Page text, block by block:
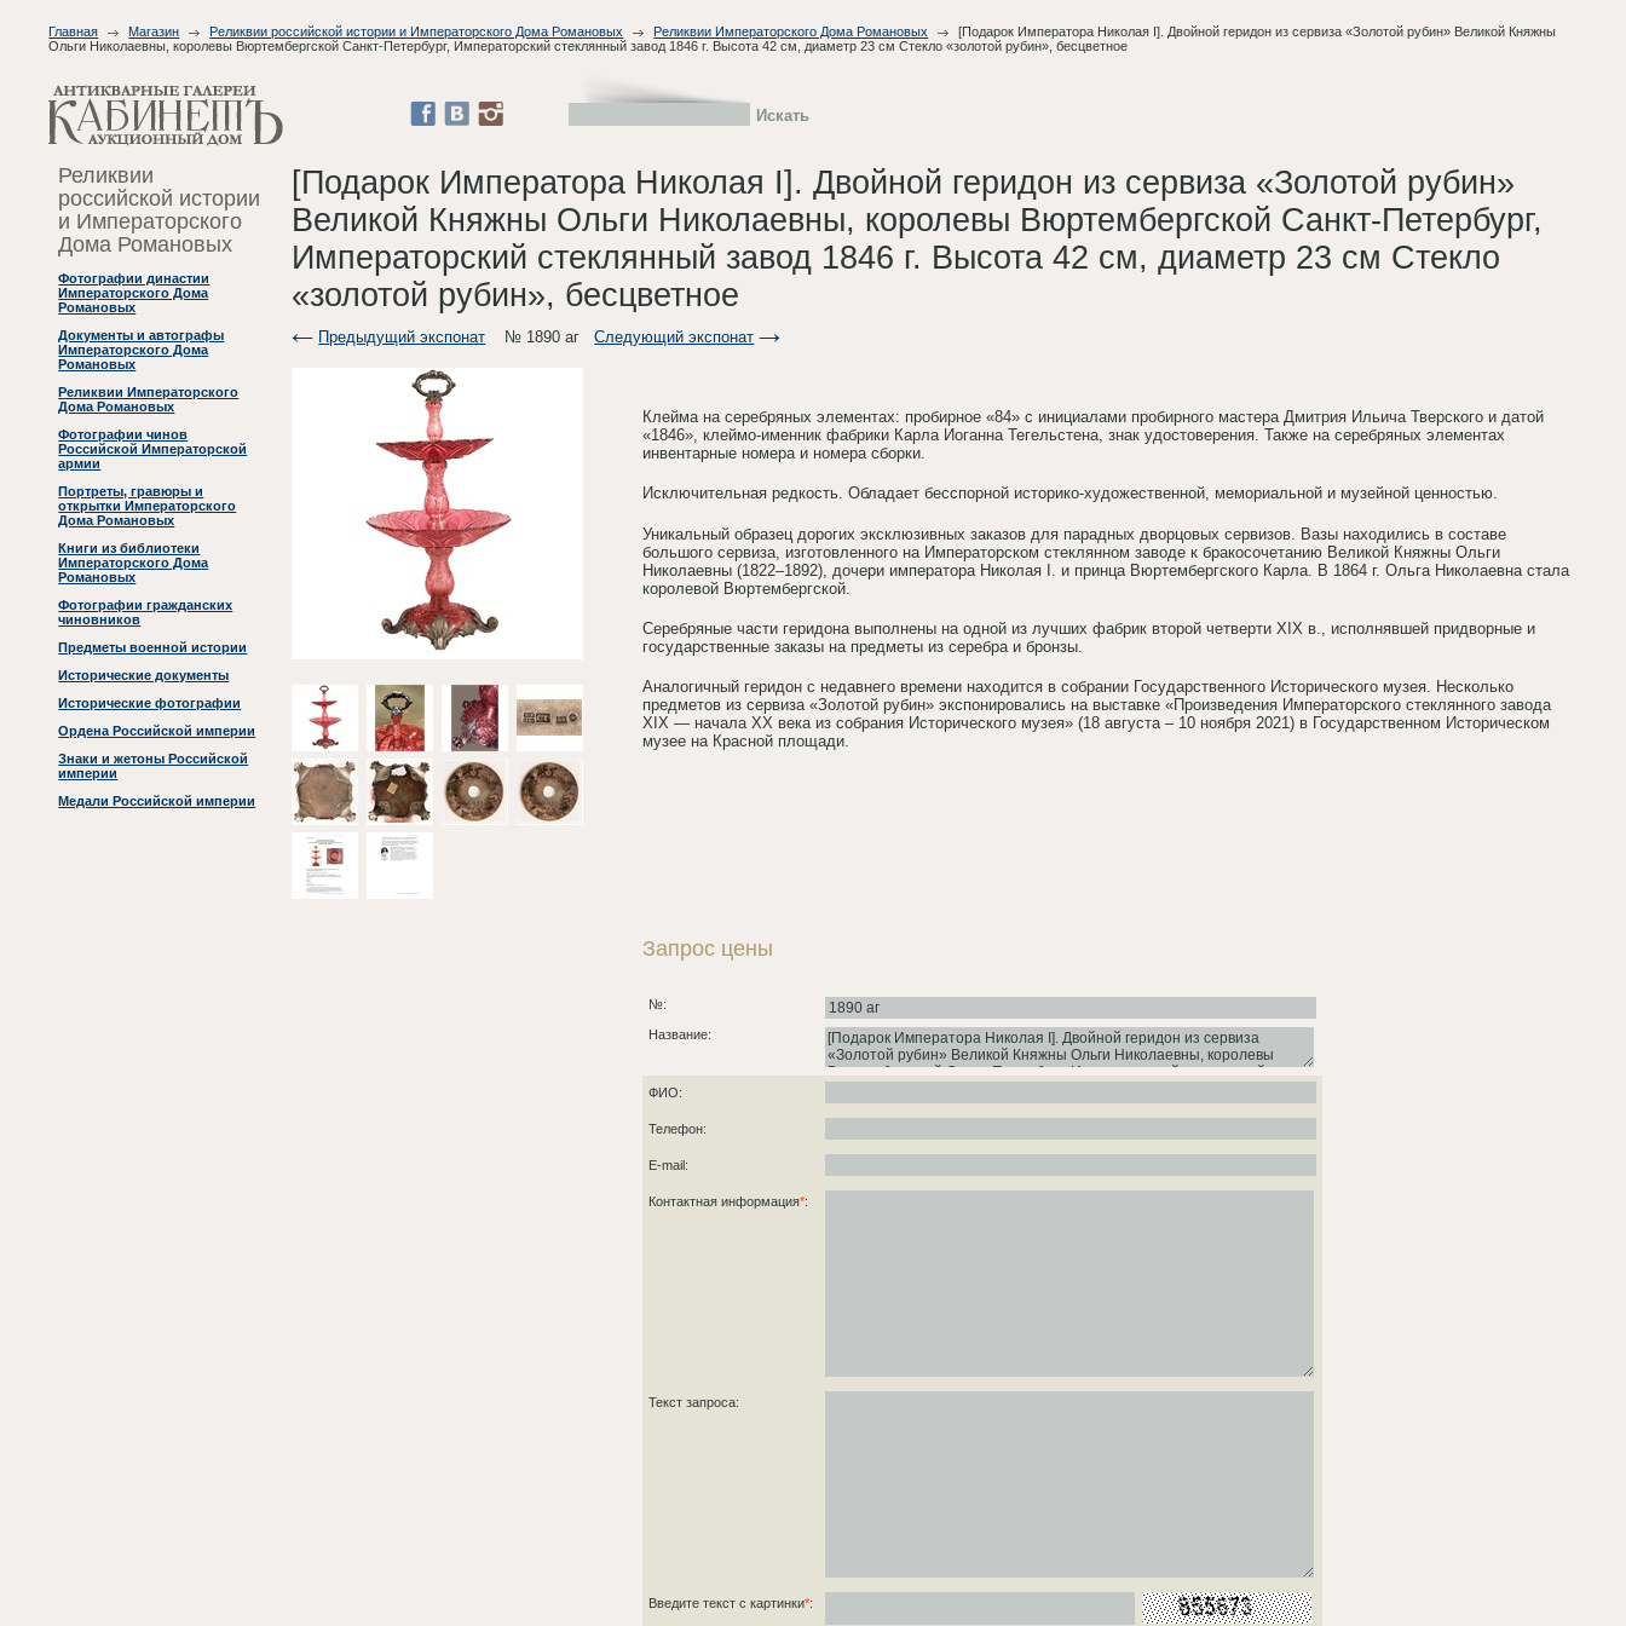
Главная Магазин Реликвии российской истории и Императорского Дома Романовых Реликвии Императорского Дома Романовых
[Подарок Императора Николая I]. Двойной геридон из сервиза «Золотой рубин» Великой Княжны
Ольги Николаевны, королевы Вюртембергской Санкт-Петербург, Императорский стеклянный завод 1846 г. Высота 42 см, диаметр 23 см Стекло «золотой рубин», бесцветное
Реликвии
российской истории
и Императорского
Дома Романовых
Фотографии династии
Императорского Дома
Романовых
Документы и автографы
Императорского Дома
Романовых
Реликвии Императорского
Дома Романовых
Фотографии чинов
Российской Императорской
армии
Портреты, гравюры и
открытки Императорского
Дома Романовых
Книги из библиотеки
Императорского Дома
Романовых
Фотографии гражданских
чиновников
Предметы военной истории
Исторические документы
Исторические фотографии
Ордена Российской империи
Знаки и жетоны Российской
империи
Медали Российской империи
[Подарок Императора Николая I]. Двойной геридон из сервиза «Золотой рубин»
Великой Княжны Ольги Николаевны, королевы Вюртембергской Санкт-Петербург,
Императорский стеклянный завод 1846 г. Высота 42 см, диаметр 23 см Стекло
«золотой рубин», бесцветное
Предыдущий экспонат № 1890 агСледующий экспонат
Клейма на серебряных элементах: пробирное «84» с инициалами пробирного мастера Дмитрия Ильича Тверского и датой
«1846», клеймо-именник фабрики Карла Иоганна Тегельстена, знак удостоверения. Также на серебряных элементах
инвентарные номера и номера сборки.
Исключительная редкость. Обладает бесспорной историко-художественной, мемориальной и музейной ценностью.
Уникальный образец дорогих эксклюзивных заказов для парадных дворцовых сервизов. Вазы находились в составе
большого сервиза, изготовленного на Императорском стеклянном заводе к бракосочетанию Великой Княжны Ольги
Николаевны (1822–1892), дочери императора Николая I. и принца Вюртембергского Карла. В 1864 г. Ольга Николаевна стала
королевой Вюртембергской.
Серебряные части геридона выполнены на одной из лучших фабрик второй четверти XIX в., исполнявшей придворные и
государственные заказы на предметы из серебра и бронзы.
Аналогичный геридон с недавнего времени находится в собрании Государственного Исторического музея. Несколько
предметов из сервиза «Золотой рубин» экспонировались на выставке «Произведения Императорского стеклянного завода
XIX — начала XX века из собрания Исторического музея» (18 августа – 10 ноября 2021) в Государственном Историческом
музее на Красной площади.
Запрос цены
№:
Название:
ФИО:
Телефон:
E-mail:
Контактная информация*:
Текст запроса:
Введите текст с картинки*: